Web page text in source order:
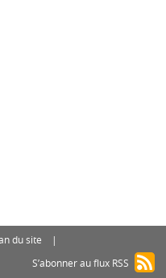
du site
S’abonner au flux RSS